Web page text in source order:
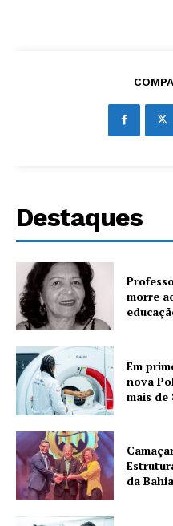
Destaques
morre
Em
nova
mais de
da